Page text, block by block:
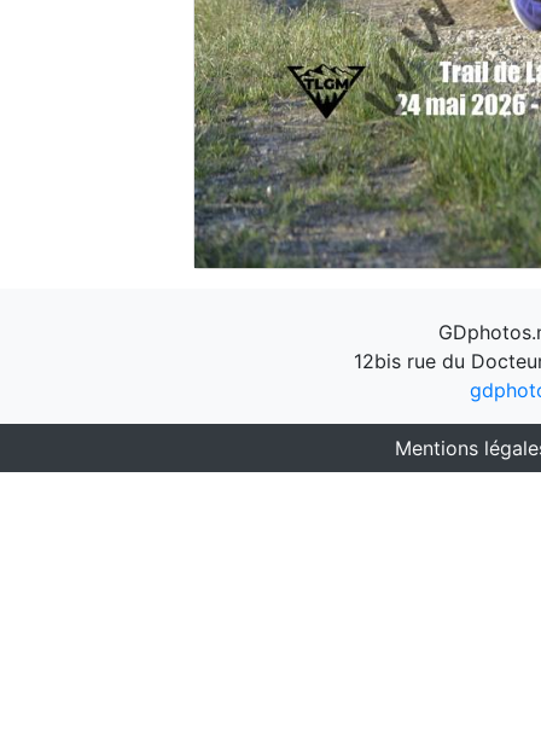
12bis rue du
Mentions